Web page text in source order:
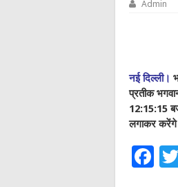
Admin
नई दिल्ली।
प्रतीक
12:15:15
लगाकर करेंगे
F